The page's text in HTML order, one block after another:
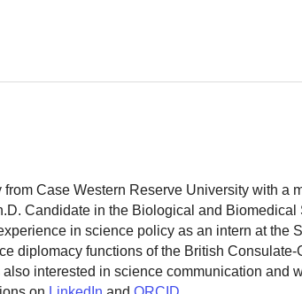
Case Western Reserve University with a
Candidate in the Biological and
in science policy as an intern at the
diplomacy functions of the British
interested in science communication and